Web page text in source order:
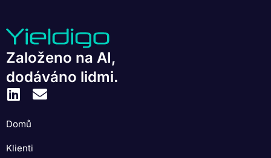
Založeno na AI,
dodáváno lidmi.
Domů
Klienti